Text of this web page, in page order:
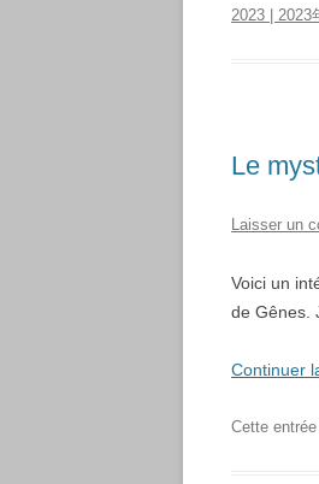
2023 | 2023
Le
Laisser un
Voici un
de Gênes.
Continuer
Cette